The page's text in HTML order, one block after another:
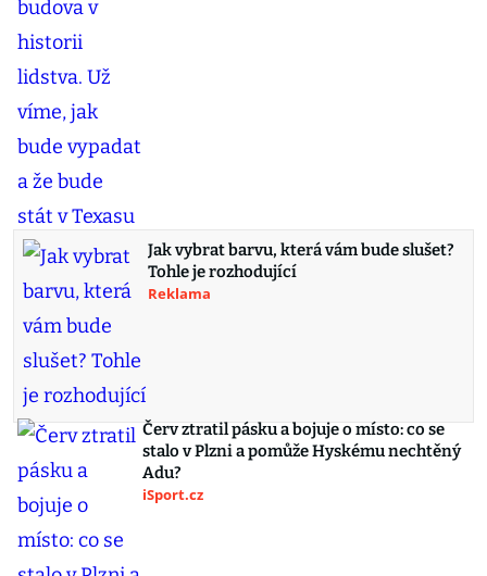
Jak vybrat barvu, která vám bude slušet?
Tohle je rozhodující
Reklama
Červ ztratil pásku a bojuje o místo: co se
stalo v Plzni a pomůže Hyskému nechtěný
Adu?
iSport.cz